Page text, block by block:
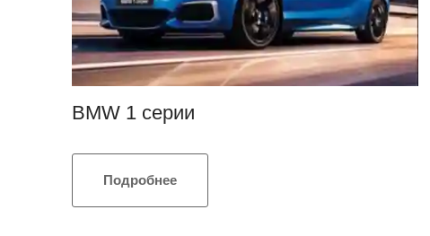
BMW 1 серии
Подробнее